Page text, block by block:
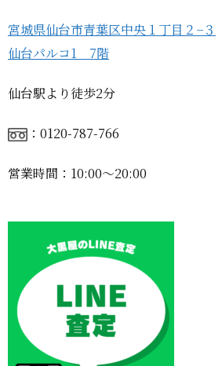
宮城県仙台市青葉区中央１丁目２−３
仙台パルコ1 7階
仙台駅より徒歩2分
：0120-787-766
営業時間：10:00〜20:00